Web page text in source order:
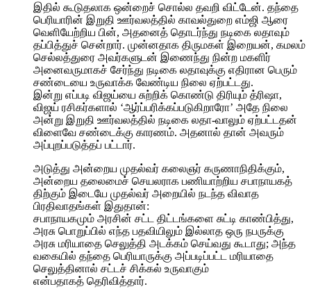
இதில் கூடுதலாக ஒன்றைச் சொல்ல தவறி விட்டேன். தந்தை
பெரியாரின் இறுதி ஊர்வலத்தில் காவல்துறை எம்ஜி ஆரை
வெளியேற்றிய பின், அதனைத் தொடர்ந்து நடிகை லதாவும்
தப்பித்துச் சென்றார். முன்னதாக திருமகள் இறையன், கமலம்
செல்லத்துரை அவர்களுடன் இணைந்து நின்ற மகளிர்
அனைவருமாகச் சேர்ந்து நடிகை லதாவுக்கு எதிரான பெரும்
சண்டையை உருவாக்க வேண்டிய நிலை ஏற்பட்டது.
இன்று எப்படி விஜய்யை சுற்றிக் கொண்டு திரியும் த்ரிஷா,
விஜய் ரசிகர்களால் ‘ஆர்ப்பரிக்கப்படுகிறாரோ’ அதே நிலை
அன்று இறுதி ஊர்வலத்தில் நடிகை லதா-வாலும் ஏற்பட்டதன்
விளைவே சண்டைக்கு காரணம். அதனால் தான் அவரும்
அப்புறப்படுத்தப் பட்டார்.
அடுத்து அன்றைய முதல்வர் கலைஞர் கருணாநிதிக்கும்,
அன்றைய தலைமைச் செயலராக பணியாற்றிய சபாநாயகத்
திற்கும் இடையே முதல்வர் அறையில் நடந்த விவாத
பிரதிவாதங்கள் இதுதான்:
சபாநாயகமும் அரசின் சட்ட திட்டங்களை சுட்டி காண்பித்து,
அரசு பொறுப்பில் எந்த பதவியிலும் இல்லாத ஒரு நபருக்கு
அரசு மரியாதை செலுத்தி அடக்கம் செய்வது கூடாது; அந்த
வகையில் தந்தை பெரியாருக்கு அப்படிப்பட்ட மரியாதை
செலுத்தினால் சட்டச் சிக்கல் உருவாகும்
என்பதாகத் தெரிவித்தார்.